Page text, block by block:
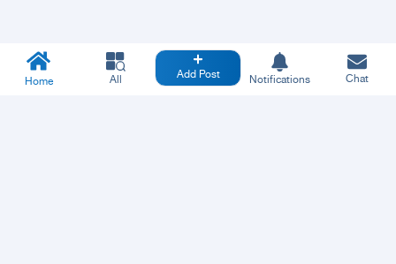
Home All Add Post Notifications Chat